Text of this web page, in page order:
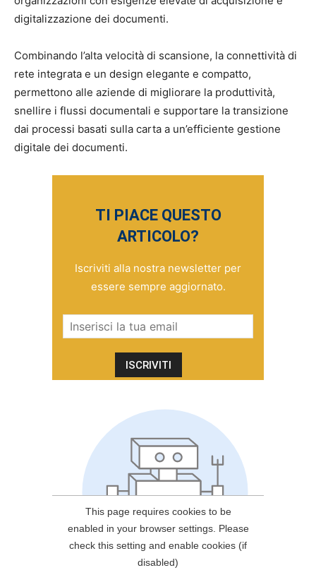
digitalizzazione dei documenti.
Combinando l’alta velocità di scansione, la connettività di
rete integrata e un design elegante e compatto,
permettono alle aziende di migliorare la produttività,
snellire i flussi documentali e supportare la transizione
dai processi basati sulla carta a un’efficiente gestione
digitale dei documenti.
TI PIACE QUESTO
ARTICOLO?
Iscriviti alla nostra newsletter per
essere sempre aggiornato.